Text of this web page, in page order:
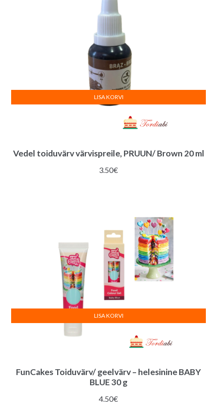
Vedel toiduvärv värvispreile, PRUUN/ Brown 20 ml
3.50€
LISA KORVI
FunCakes Toiduvärv/ geelvärv – helesinine BABY
BLUE 30 g
4.50€
LISA KORVI